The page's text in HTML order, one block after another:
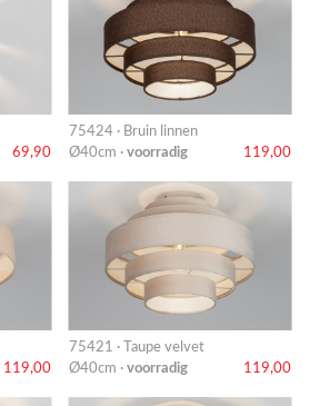
69,90
75424 · Bruin linnen
Ø40cm · voorradig 119,00
119,00
75421 · Taupe velvet
Ø40cm · voorradig 119,00